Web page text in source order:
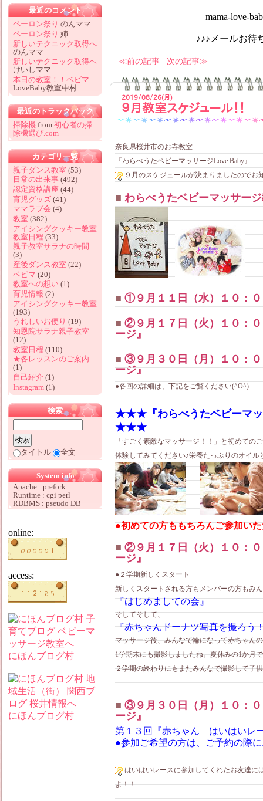
mama-love-
♪♪♪メールお待ちして
前の記事 次の記事
2019/08/26(月)
９月教室スケジュール！！
奈良県桜井市のお寺教室
『わらべうたベビーマッサージLove Baby』
９月のスケジュールが決まりましたのでお
■ わらべうたベビーマッサー
■ ①９月１１日（水）１０：
■ ②９月１７日（火）１０：
ージ』
■ ③９月３０日（月）１０：
ージ』
●各回の詳細は、下記をご覧ください(^O^)
★★★『わらべうたベビーマッ
★★★
「すごく素敵なマッサージ！！」と初めての
体験してみてください♪栄養たっぷりのオイ
●初めての方ももちろんご参加い
■ ②９月１７日（火）１０：
ージ』
●２学期新しくスタート
新しくスタートされる方もメンバーの方もみ
『はじめましての会』
そしてそして、
『赤ちゃんドーナツ写真を撮ろう
マッサージ後、みんなで輪になって赤ちゃん
1学期末にも撮影しましたね。夏休みの1か月
２学期の終わりにもまたみんなで撮影して子
■ ③９月３０日（月）１０：
ージ』
第１３回『赤ちゃん はいはいレ
●参加ご希望の方は、ご予約の際
はいはいレースに参加してくれたお友達に
よ！！
最近のコメント
ペーロン祭り のんママ
ペーロン祭り 姉
新しいテクニック取得へ
のんママ
新しいテクニック取得へ
けいしママ
本日の教室！！ベビマ
LoveBaby教室中村
最近のトラックバック
掃除機 from 初心者の掃
除機選び.com
カテゴリ一覧
親子ダンス教室 (53)
日常の出来事 (492)
認定資格講座 (44)
育児グッズ (41)
ママラブ会 (4)
教室 (382)
アイシングクッキー教室
教室日程 (33)
親子教室サラナの時間
(3)
産後ダンス教室 (22)
ベビマ (20)
教室への想い (1)
育児情報 (2)
アイシングクッキー教室
(193)
うれしいお便り (19)
知恩院サラナ親子教室
(12)
教室日程 (110)
★各レッスンのご案内
(1)
自己紹介 (1)
Instagram (1)
検索
タイトル 全文
System info
Apache : prefork
Runtime : cgi perl
RDBMS : pseudo DB
online:
access:
にほんブログ村
にほんブログ村